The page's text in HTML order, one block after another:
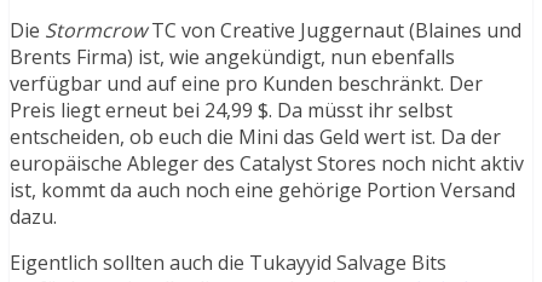
Die StormcrowTC von Creative Juggernaut (Blaines und
Brents Firma) ist, wie angekündigt, nun ebenfalls
verfügbar und auf eine pro Kunden beschränkt. Der
Preis liegt erneut bei 24,99 $. Da müsst ihr selbst
entscheiden, ob euch die Mini das Geld wert ist. Da der
europäische Ableger des Catalyst Stores noch nicht aktiv
ist, kommt da auch noch eine gehörige Portion Versand
dazu.
Eigentlich sollten auch die Tukayyid Salvage Bits